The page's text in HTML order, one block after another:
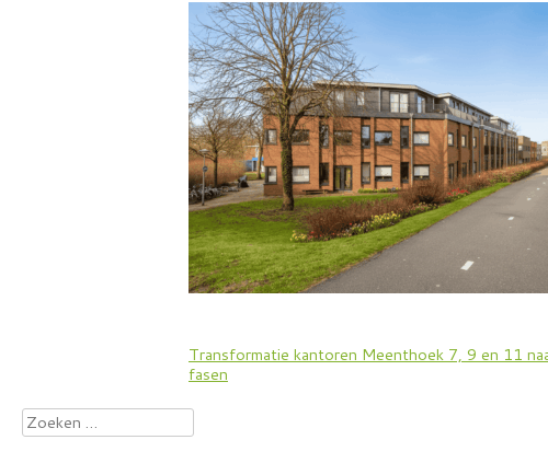
Bericht
navigatie
Transformatie kantoren Meenthoek 7, 9 en 11
fasen
Zoeken
naar: